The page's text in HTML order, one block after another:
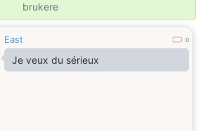
brukere
East 0
Je veux du sérieux